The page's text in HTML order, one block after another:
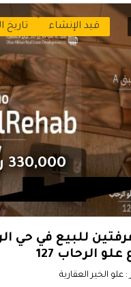
قيد الإنشاء تاريخ
330,000 ريال سعودي
للبيع في حي
الرحاب 127
علو الخير العقارية